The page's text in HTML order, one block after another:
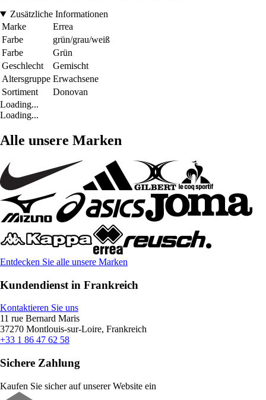
Zusätzliche Informationen
Marke
Errea
Farbe
grün/grau/weiß
Farbe
Grün
Geschlecht
Gemischt
Altersgruppe Erwachsene
Sortiment
Donovan
Loading...
Loading...
Alle unsere Marken
Entdecken Sie alle unsere Marken
Kundendienst in Frankreich
Kontaktieren Sie uns
11 rue Bernard Maris
37270 Montlouis-sur-Loire, Frankreich
+33 1 86 47 62 58
Sichere Zahlung
Kaufen Sie sicher auf unserer Website ein